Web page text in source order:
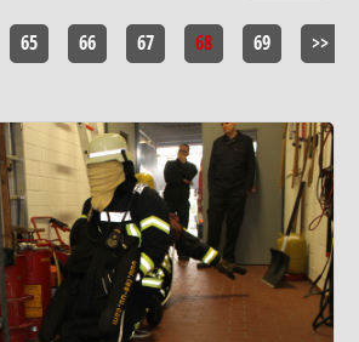
65 66 67 68 69 >>